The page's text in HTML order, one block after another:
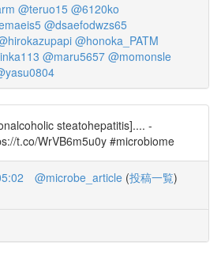
@teruo15 @6120ko
@dsaefodwzs65
@honoka_PATM
@maru5657 @momonsle
steatohepatitis].... -
t.co/WrVB6m5u0y #microbiome
@microbe_article (投稿一覧)